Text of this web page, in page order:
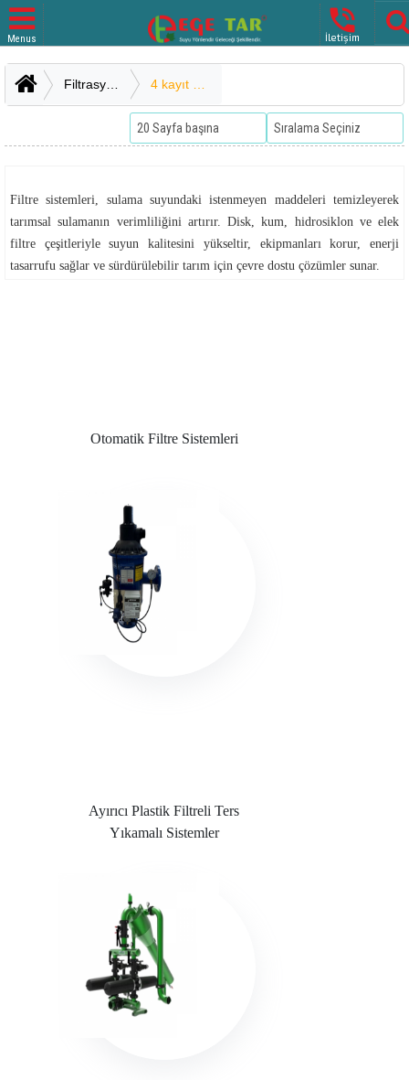
Menus

İletişim
Filtre sistemleri, sulama suyundaki istenmeyen maddeleri temizleyerek
tarımsal sulamanın verimliliğini artırır. Disk, kum, hidrosiklon ve elek
filtre çeşitleriyle suyun kalitesini yükseltir, ekipmanları korur, enerji
tasarrufu sağlar ve sürdürülebilir tarım için çevre dostu çözümler sunar.
Otomatik Filtre Sistemleri
Ayırıcı Plastik Filtreli Ters
Yıkamalı Sistemler